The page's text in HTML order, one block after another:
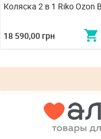
Коляска 2 в 1 Riko Ozon
18 590,00 грн